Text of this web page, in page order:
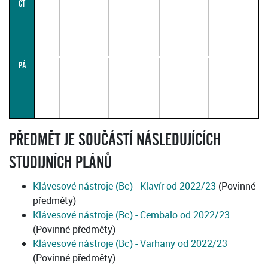
ČT
PÁ
PŘEDMĚT JE SOUČÁSTÍ NÁSLEDUJÍCÍCH
STUDIJNÍCH PLÁNŮ
Klávesové nástroje (Bc) - Klavír od 2022/23 (Povinné
předměty)
Klávesové nástroje (Bc) - Cembalo od 2022/23
(Povinné předměty)
Klávesové nástroje (Bc) - Varhany od 2022/23
(Povinné předměty)